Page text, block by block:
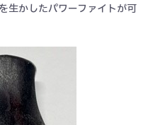
生かしたパワーファイトが可